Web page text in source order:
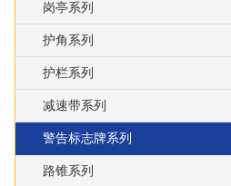
岗亭系列
护角系列
护栏系列
减速带系列
警告标志牌系列
路锥系列